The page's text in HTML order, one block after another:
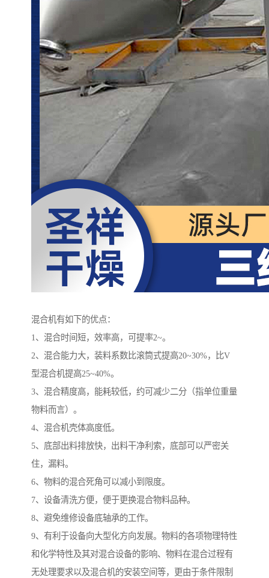
混合机有如下的优点：
1、混合时间短，效率高，可提率2~。
2、混合能力大，装料系数比滚筒式提高20~30%，比V
型混合机提高25~40%。
3、混合精度高，能耗较低，约可减少二分（指单位重量
物料而言）。
4、混合机壳体高度低。
5、底部出料排放快，出料干净利索，底部可以严密关
住，漏料。
6、物料的混合死角可以减小到限度。
7、设备清洗方便，便于更换混合物料品种。
8、避免维修设备底轴承的工作。
9、有利于设备向大型化方向发展。物料的各项物理特性
和化学特性及其对混合设备的影响、物料在混合过程有
无处理要求以及混合机的安装空间等，更由于条件限制